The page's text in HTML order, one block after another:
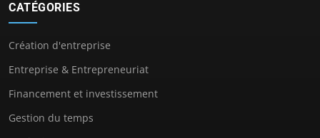
CATÉGORIES
Création d'entreprise
Entreprise & Entrepreneuriat
Financement et investissement
Gestion du temps